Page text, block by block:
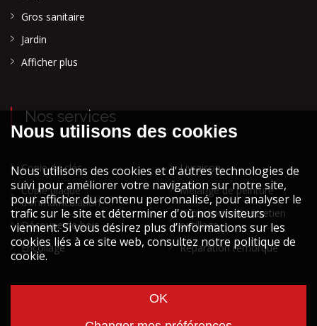
Gros sanitaire
Jardin
Afficher plus
Nos services
Copie de clés
Copie plaque
d'immatriculation
Découpe de bois
Encollage
Livraison
Mélange de peinture
Réparation et entretien
outillage
Réparation remorque
Mentions légales STOCK ATH